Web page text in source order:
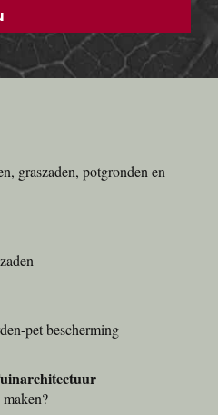
u!
graszaden, potgronden en